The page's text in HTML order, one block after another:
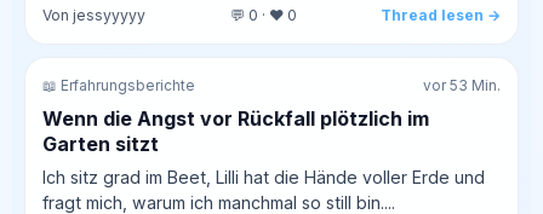
Von jessyyyyy 💬 0 · ❤️ 0 Thread lesen →
📖 Erfahrungsberichte vor 53 Min.
Wenn die Angst vor Rückfall plötzlich im
Garten sitzt
Ich sitz grad im Beet, Lilli hat die Hände voller Erde und
fragt mich, warum ich manchmal so still bin....